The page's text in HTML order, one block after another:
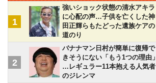
1
強いショック状態の清水アキラ
に心配の声…子供を亡くした神
田正輝らもたどった遺族ケアの
道のり
2
バナナマン日村が簡単に復帰で
きそうにない「もう1つの理由」
…レギュラー11本抱える人気者
のジレンマ